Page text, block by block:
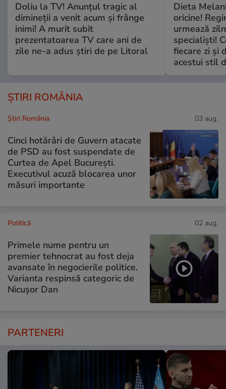
Doliu la TV! Anunțul tragic al
dimineții a venit acum și frânge
inimi! A murit subit
prezentatoarea TV care ani de
zile ne-a adus știri de pe Litoral
Dieta
oricine!
urmează
specialiști!
fiecare zi și
acestui stil
ȘTIRI ROMÂNIA
Știri România 03 aug.
Cinci hotărâri de Guvern atacate
de PSD au fost suspendate de
Curtea de Apel București.
Executivul acuză blocarea unor
măsuri importante
Politică 02 aug.
Primele nume pentru un
premier tehnocrat au fost deja
avansate în negocierile politice.
Varianta respinsă categoric de
Nicușor Dan
PARTENERI